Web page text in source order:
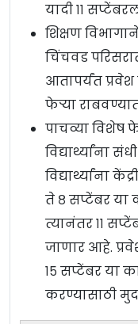
यादी ११
शिक्षण
चिंचवड
आतापर्यंत प्रवेश
फेऱ्या
पाचव्या विशेष
विद्यार्थ्यांना
विद्यार्थ्यांना
ते ८ सप्टेंबर या
त्यानंतर ११
जाणार आहे.
१५ सप्टेंबर या
करण्यासाठी